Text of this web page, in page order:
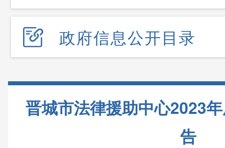
政府信息公开目录
晋城市法律援助中心2023
告